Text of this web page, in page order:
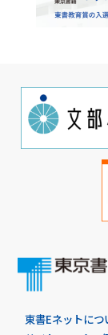
東書Eネットにつ